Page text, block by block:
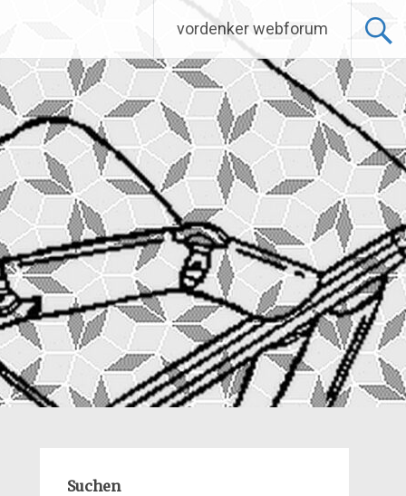
vordenker webforum
Suchen